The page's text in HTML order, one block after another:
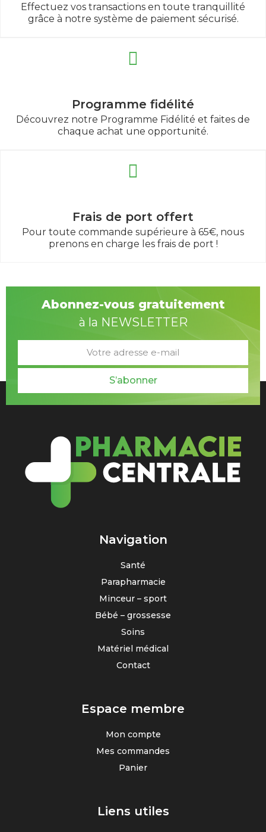
Effectuez vos transactions en toute tranquillité
grâce à notre système de paiement sécurisé.
Programme fidélité
Découvrez notre Programme Fidélité et faites de
chaque achat une opportunité.
Frais de port offert
Pour toute commande supérieure à 65€, nous
prenons en charge les frais de port !
Abonnez-vous gratuitement
à la NEWSLETTER
S’abonner
Navigation
Santé
Parapharmacie
Minceur – sport
Bébé – grossesse
Soins
Matériel médical
Contact
Espace membre
Mon compte
Mes commandes
Panier
Liens utiles